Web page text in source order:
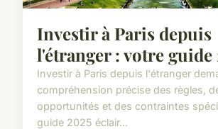
Investir à Paris depuis
l'étranger : votre guide
Investir à Paris depuis l'étranger
compréhension précise des règles,
opportunités et des contraintes
guide 2025 éclair...